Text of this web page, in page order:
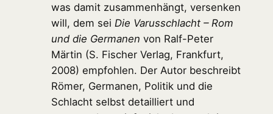
was damit zusammenhängt, versenken
will, dem sei Die Varusschlacht – Rom
und die Germanen von Ralf-Peter
Märtin (S. Fischer Verlag, Frankfurt,
2008) empfohlen. Der Autor beschreibt
Römer, Germanen, Politik und die
Schlacht selbst detailliert und